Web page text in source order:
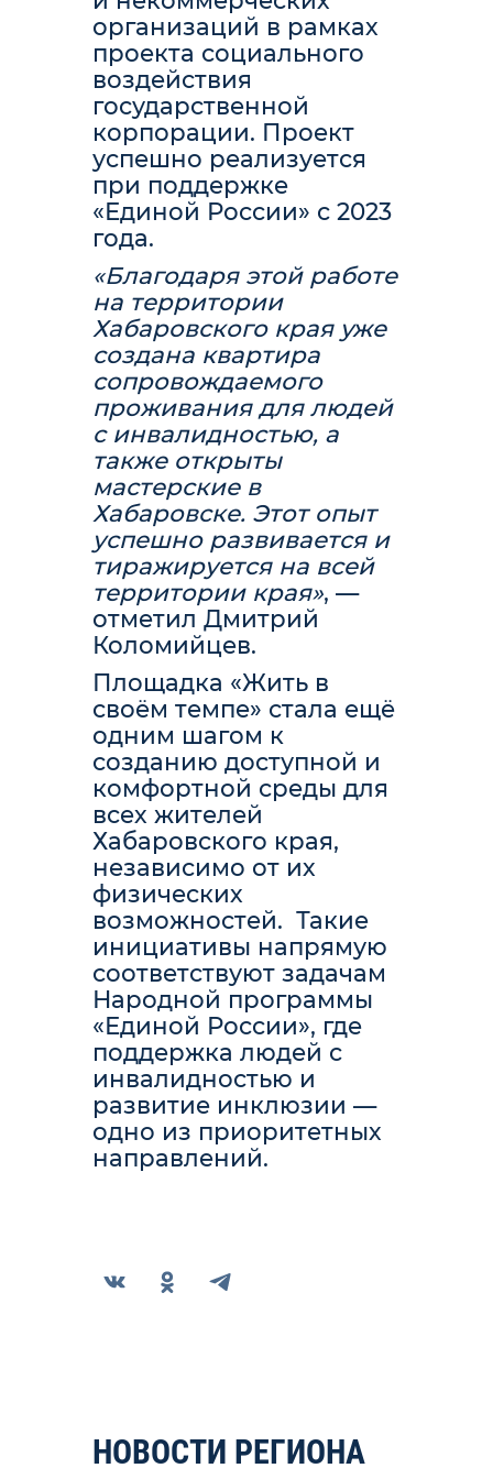
организаций в рамках
проекта социального
воздействия
государственной
корпорации. Проект
успешно реализуется
при поддержке
«Единой России» с 2023
года.
«Благодаря этой работе
на территории
Хабаровского края уже
создана квартира
сопровождаемого
проживания для людей
с инвалидностью, а
также открыты
мастерские в
Хабаровске. Этот опыт
успешно развивается и
тиражируется на всей
территории края», —
отметил Дмитрий
Коломийцев.
Площадка «Жить в
своём темпе» стала ещё
одним шагом к
созданию доступной и
комфортной среды для
всех жителей
Хабаровского края,
независимо от их
физических
возможностей. Такие
инициативы напрямую
соответствуют задачам
Народной программы
«Единой России», где
поддержка людей с
инвалидностью и
развитие инклюзии —
одно из приоритетных
направлений.
НОВОСТИ РЕГИОНА